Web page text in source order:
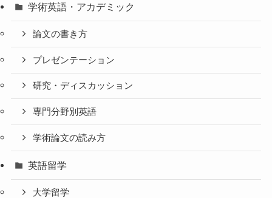
学術英語・アカデミック
論文の書き方
プレゼンテーション
研究・ディスカッション
専門分野別英語
学術論文の読み方
英語留学
大学留学